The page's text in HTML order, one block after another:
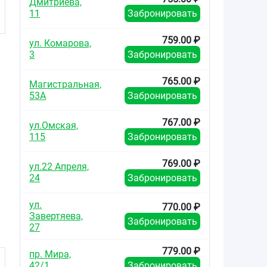
11
Забронировать
ул. Комарова,
3
759.00 ₽
Забронировать
Магистральная,
53А
765.00 ₽
Забронировать
ул.Омская,
115
767.00 ₽
Забронировать
ул.22 Апреля,
24
769.00 ₽
Забронировать
ул.
Завертяева,
27
770.00 ₽
Забронировать
пр. Мира,
779.00 ₽